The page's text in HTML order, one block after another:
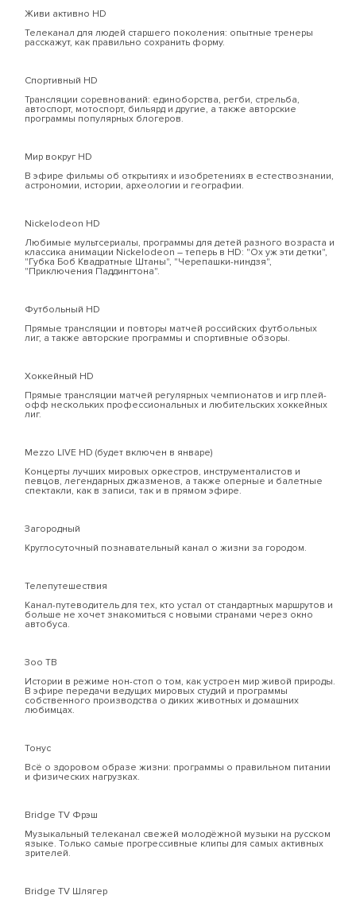
Живи активно HD
Телеканал для людей старшего поколения: опытные тренеры
расскажут, как правильно сохранить форму.
Спортивный HD
Трансляции соревнований: единоборства, регби, стрельба,
автоспорт, мотоспорт, бильярд и другие, а также авторские
программы популярных блогеров.
Мир вокруг HD
В эфире фильмы об открытиях и изобретениях в естествознании,
астрономии, истории, археологии и географии.
Nickelodeon HD
Любимые мультсериалы, программы для детей разного возраста и
классика анимации Nickelodeon – теперь в HD: "Ох уж эти детки",
"Губка Боб Квадратные Штаны", "Черепашки-ниндзя",
"Приключения Паддингтона".
Футбольный HD
Прямые трансляции и повторы матчей российских футбольных
лиг, а также авторские программы и спортивные обзоры.
Хоккейный HD
Прямые трансляции матчей регулярных чемпионатов и игр плей-
офф нескольких профессиональных и любительских хоккейных
лиг.
Mezzo LIVE HD (будет включен в январе)
Концерты лучших мировых оркестров, инструменталистов и
певцов, легендарных джазменов, а также оперные и балетные
спектакли, как в записи, так и в прямом эфире.
Загородный
Круглосуточный познавательный канал о жизни за городом.
Телепутешествия
Канал-путеводитель для тех, кто устал от стандартных маршрутов и
больше не хочет знакомиться с новыми странами через окно
автобуса.
Зоо ТВ
Истории в режиме нон-стоп о том, как устроен мир живой природы.
В эфире передачи ведущих мировых студий и программы
собственного производства о диких животных и домашних
любимцах.
Тонус
Всё о здоровом образе жизни: программы о правильном питании
и физических нагрузках.
Bridge TV Фрэш
Музыкальный телеканал свежей молодёжной музыки на русском
языке. Только самые прогрессивные клипы для самых активных
зрителей.
Bridge TV Шлягер